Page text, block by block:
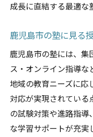
成長に直結する最適な
鹿児島市の塾に見る
鹿児島市の塾には、集
ス・オンライン指導な
地域の教育ニーズに応
対応が実現されている
の試験対策や進路指
な学習サポートが充実